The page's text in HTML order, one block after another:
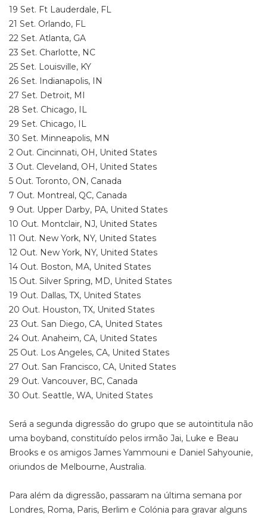
19 Set. Ft Lauderdale, FL
21 Set. Orlando, FL
22 Set. Atlanta, GA
23 Set. Charlotte, NC
25 Set. Louisville, KY
26 Set. Indianapolis, IN
27 Set. Detroit, MI
28 Set. Chicago, IL
29 Set. Chicago, IL
30 Set. Minneapolis, MN
2 Out. Cincinnati, OH, United States
3 Out. Cleveland, OH, United States
5 Out. Toronto, ON, Canada
7 Out. Montreal, QC, Canada
9 Out. Upper Darby, PA, United States
10 Out. Montclair, NJ, United States
11 Out. New York, NY, United States
12 Out. New York, NY, United States
14 Out. Boston, MA, United States
15 Out. Silver Spring, MD, United States
19 Out. Dallas, TX, United States
20 Out. Houston, TX, United States
23 Out. San Diego, CA, United States
24 Out. Anaheim, CA, United States
25 Out. Los Angeles, CA, United States
27 Out. San Francisco, CA, United States
29 Out. Vancouver, BC, Canada
30 Out. Seattle, WA, United States
Será a segunda digressão do grupo que se autointitula não
uma boyband, constituído pelos irmão Jai, Luke e Beau
Brooks e os amigos James Yammouni e Daniel Sahyounie,
oriundos de Melbourne, Australia.
Para além da digressão, passaram na última semana por
Londres, Roma, Paris, Berlim e Colónia para gravar alguns